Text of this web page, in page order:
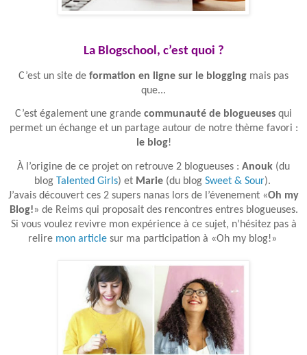
La Blogschool, c’est quoi ?
C’est un site de formation en ligne sur le blogging mais pas
que...
C’est également une grande communauté de blogueuses qui
permet un échange et un partage autour de notre thème favori :
le blog!
À l’origine de ce projet on retrouve 2 blogueuses : Anouk (du
blog Talented Girls) et Marie(du blog Sweet & Sour).
J’avais découvert ces 2 supers nanas lors de l’évenement «Oh my
Blog!» de Reims qui proposait des rencontres entres blogueuses.
Si vous voulez revivre mon expérience à ce sujet, n’hésitez pas à
relire mon articlesur ma participation à «Oh my blog!»